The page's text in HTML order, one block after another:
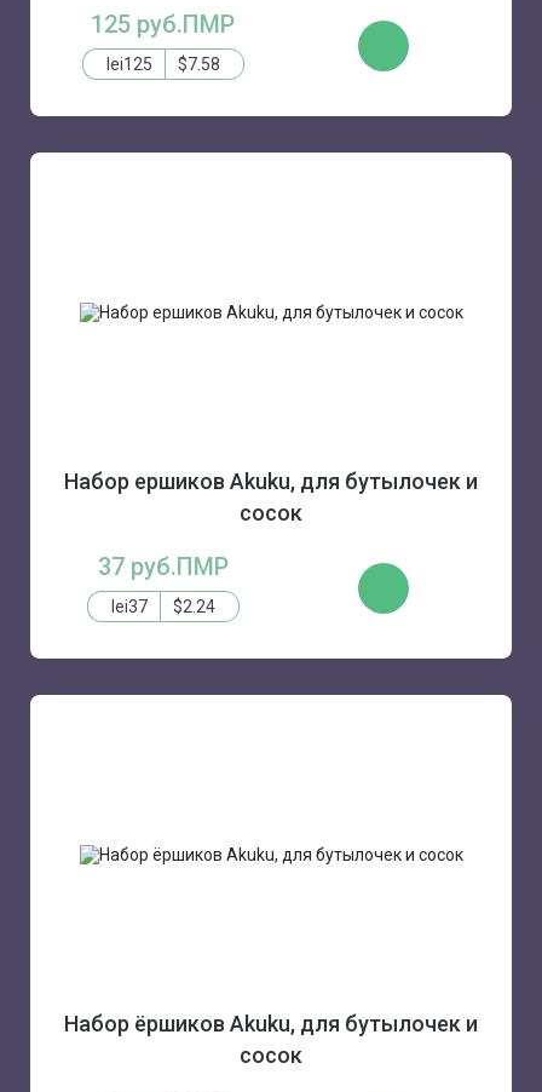
125 руб.ПМР
lei125 $7.58
КУПИТЬ
Набор ершиков Akuku, для бутылочек и
сосок
37 руб.ПМР
lei37 $2.24
КУПИТЬ
Набор ёршиков Akuku, для бутылочек и
сосок